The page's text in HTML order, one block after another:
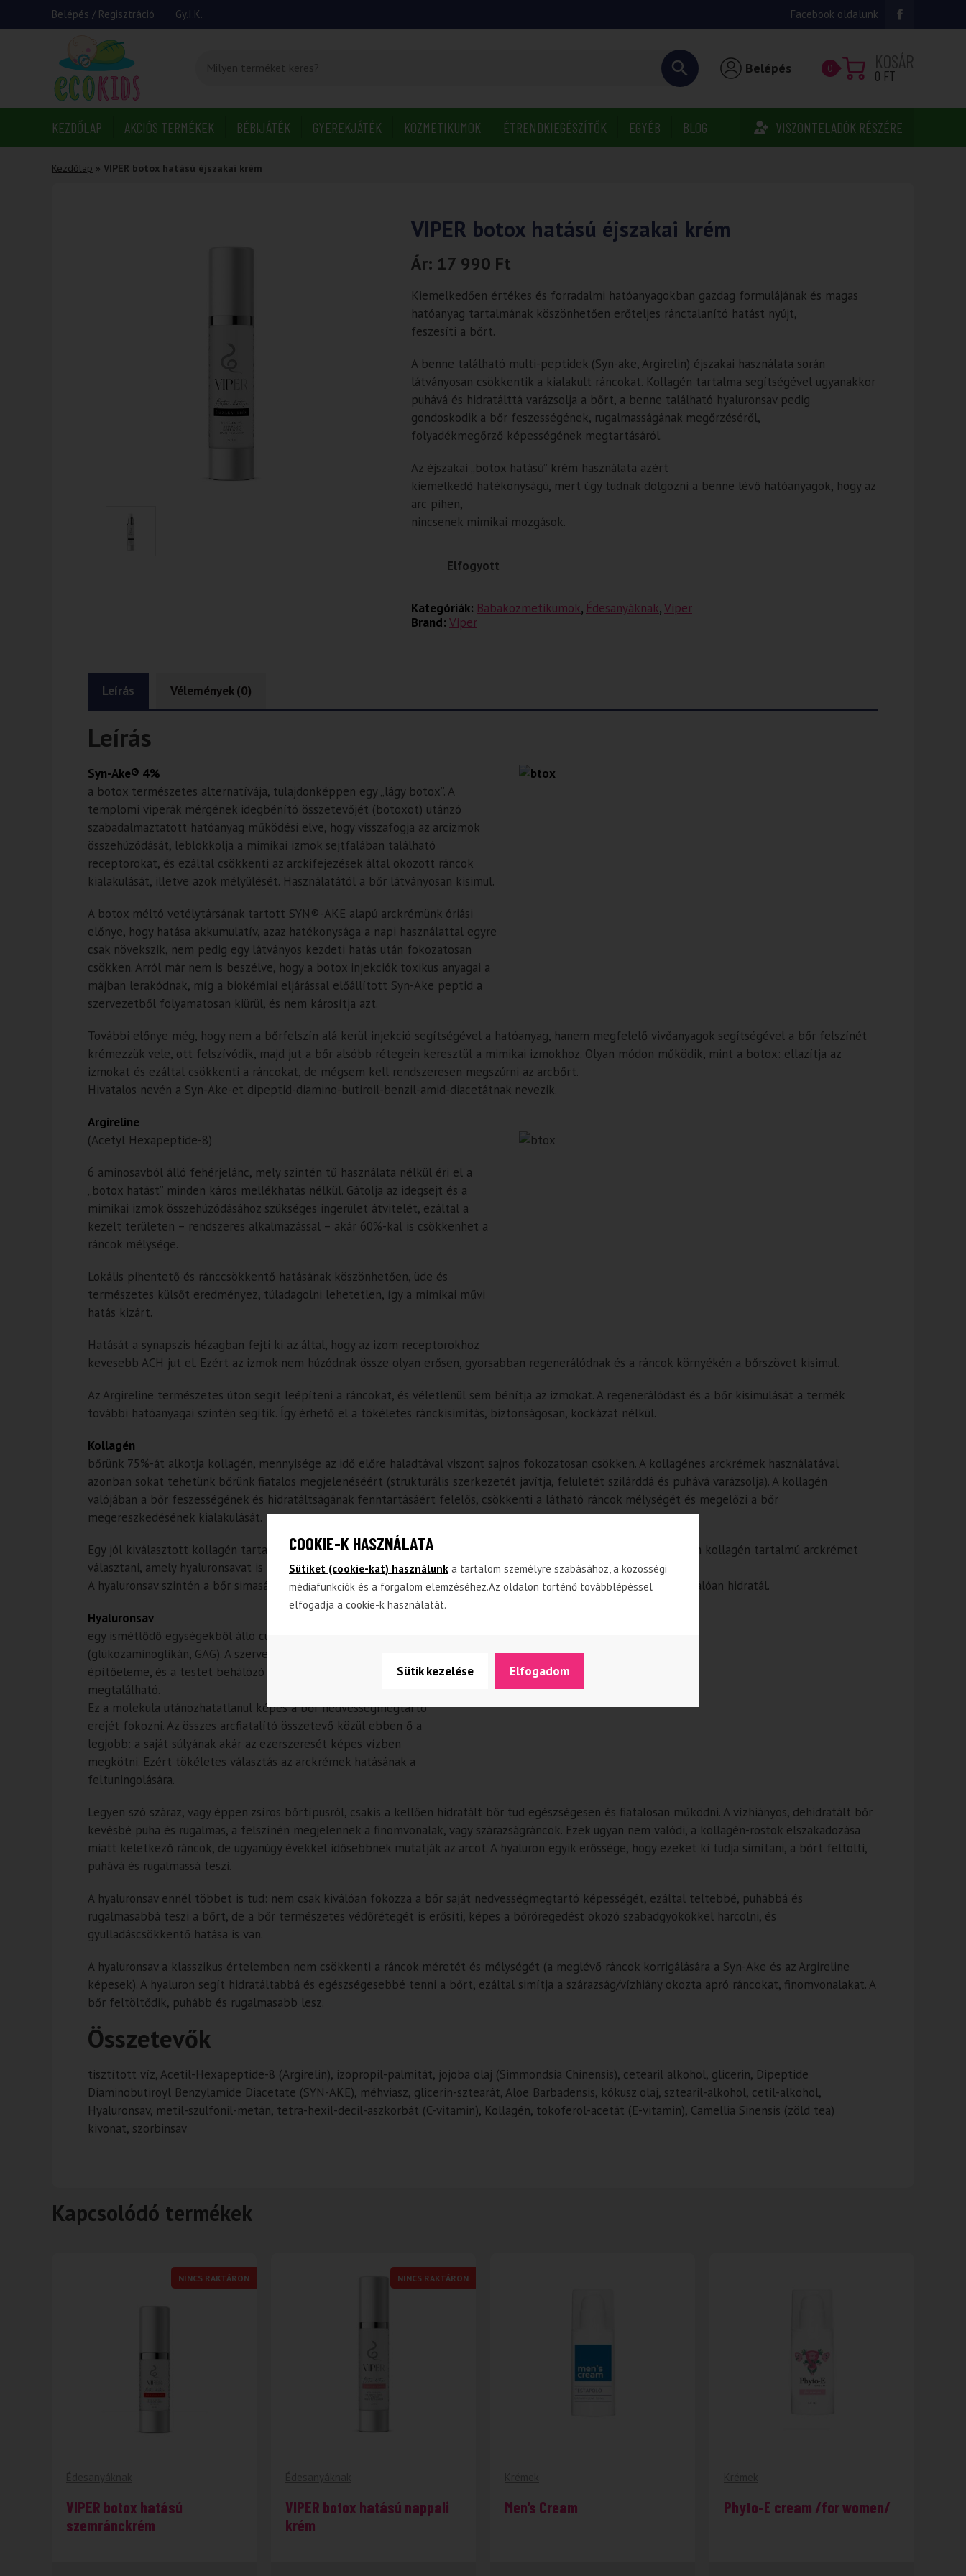
Belépés / Regisztráció Gy.I.K. Facebook oldalunk
0 KOSÁR
0 FT
Belépés
KEZDŐLAP AKCIÓS TERMÉKEK BÉBIJÁTÉK GYEREKJÁTÉK KOZMETIKUMOK ÉTRENDKIEGÉSZÍTŐK EGYÉB BLOG VISZONTELADÓK RÉSZÉRE
Kezdőlap » VIPER botox hatású éjszakai krém
VIPER botox hatású éjszakai krém
Ár: 17 990 Ft
Kiemelkedően értékes és forradalmi hatóanyagokban gazdag formulájának és magas
hatóanyag tartalmának köszönhetően erőteljes ránctalanító hatást nyújt,
feszesíti a bőrt.
A benne található multi-peptidek (Syn-ake, Argirelin) éjszakai használata során
látványosan csökkentik a kialakult ráncokat. Kollagén tartalma segítségével ugyanakkor
puhává és hidratálttá varázsolja a bőrt, a benne található hyaluronsav pedig
gondoskodik a bőr feszességének, rugalmasságának megőrzéséről,
folyadékmegőrző képességének megtartásáról.
Az éjszakai „botox hatású” krém használata azért
kiemelkedő hatékonyságú, mert úgy tudnak dolgozni a benne lévő hatóanyagok, hogy az
arc pihen,
nincsenek mimikai mozgások.
Elfogyott
Kategóriák: Babakozmetikumok, Édesanyáknak,Viper
Brand: Viper
Leírás Vélemények (0)
Leírás
Syn-Ake® 4%
a botox természetes alternatívája, tulajdonképpen egy „lágy botox”. A
templomi viperák mérgének idegbénító összetevőjét (botoxot) utánzó
szabadalmaztatott hatóanyag működési elve, hogy visszafogja az arcizmok
összehúzódását, leblokkolja a mimikai izmok sejtfalában található
receptorokat, és ezáltal csökkenti az arckifejezések által okozott ráncok
kialakulását, illetve azok mélyülését. Használatától a bőr látványosan kisimul.
A botox méltó vetélytársának tartott SYN®-AKE alapú arckrémünk óriási
előnye, hogy hatása akkumulatív, azaz hatékonysága a napi használattal egyre
csak növekszik, nem pedig egy látványos kezdeti hatás után fokozatosan
csökken. Arról már nem is beszélve, hogy a botox injekciók toxikus anyagai a
májban lerakódnak, míg a biokémiai eljárással előállított Syn-Ake peptid a
szervezetből folyamatosan kiürül, és nem károsítja azt.
További előnye még, hogy nem a bőrfelszín alá kerül injekció segítségével a hatóanyag, hanem megfelelő vivőanyagok segítségével a bőr felszínét
krémezzük vele, ott felszívódik, majd jut a bőr alsóbb rétegein keresztül a mimikai izmokhoz. Olyan módon működik, mint a botox: ellazítja az
izmokat és ezáltal csökkenti a ráncokat, de mégsem kell rendszeresen megszúrni az arcbőrt.
Hivatalos nevén a Syn-Ake-et dipeptid-diamino-butiroil-benzil-amid-diacetátnak nevezik.
Argireline
(Acetyl Hexapeptide-8)
6 aminosavból álló fehérjelánc, mely szintén tű használata nélkül éri el a
„botox hatást” minden káros mellékhatás nélkül. Gátolja az idegsejt és a
mimikai izmok összehúzódásához szükséges ingerület átvitelét, ezáltal a
kezelt területen – rendszeres alkalmazással – akár 60%-kal is csökkenhet a
ráncok mélysége.
Lokális pihentető és ránccsökkentő hatásának köszönhetően, üde és
természetes külsőt eredményez, túladagolni lehetetlen, így a mimikai művi
hatás kizárt.
Hatását a synapszis hézagban fejti ki az által, hogy az izom receptorokhoz
kevesebb ACH jut el. Ezért az izmok nem húzódnak össze olyan erősen, gyorsabban regenerálódnak és a ráncok környékén a bőrszövet kisimul.
Az Argireline természetes úton segít leépíteni a ráncokat, és véletlenül sem bénítja az izmokat. A regenerálódást és a bőr kisimulását a termék
további hatóanyagai szintén segítik. Így érhető el a tökéletes ránckisimítás, biztonságosan, kockázat nélkül.
Kollagén
bőrünk 75%-át alkotja kollagén, mennyisége az idő előre haladtával viszont sajnos fokozatosan csökken. A kollagénes arckrémek használatával
azonban sokat tehetünk bőrünk fiatalos megjelenéséért (strukturális szerkezetét javítja, felületét szilárddá és puhává varázsolja). A kollagén
valójában a bőr feszességének és hidratáltságának fenntartásáért felelős, csökkenti a látható ráncok mélységét és megelőzi a bőr
megereszkedésének kialakulását.
Egy jól kiválasztott kollagén tartalmú arckrém segít helyreállítani a bőr tömörségét. Érdemes azonban mindig olyan kollagén tartalmú arckrémet
választani, amely hyaluronsavat is tartalmaz.
A hyaluronsav szintén a bőr simaságát és feszességét támogatja, úgy, hogy nagy mennyiségű vizet köt meg, azaz kiválóan hidratál.
Hyaluronsav
egy ismétlődő egységekből álló cukormolekula
(glükozaminoglikán, GAG). A szervezet egyik természetes
építőeleme, és a testet behálózó szövetekben mindenütt
megtalálható.
Ez a molekula utánozhatatlanul képes a bőr nedvességmegtartó
erejét fokozni. Az összes arcfiatalító összetevő közül ebben ő a
legjobb: a saját súlyának akár az ezerszeresét képes vízben
megkötni. Ezért tökéletes választás az arckrémek hatásának a
feltuningolására.
Legyen szó száraz, vagy éppen zsíros bőrtípusról, csakis a kellően hidratált bőr tud egészségesen és fiatalosan működni. A vízhiányos, dehidratált bőr
kevésbé puha és rugalmas, a felszínén megjelennek a finomvonalak, vagy szárazságráncok. Ezek ugyan nem valódi, a kollagén-rostok elszakadozása
miatt keletkező ráncok, de ugyanúgy évekkel idősebbnek mutatják az arcot. A hyaluron egyik erőssége, hogy ezeket ki tudja simítani, a bőrt feltölti,
puhává és rugalmassá teszi.
A hyaluronsav ennél többet is tud: nem csak kiválóan fokozza a bőr saját nedvességmegtartó képességét, ezáltal teltebbé, puhábbá és
rugalmasabbá teszi a bőrt, de a bőr természetes védőrétegét is erősíti, képes a bőröregedést okozó szabadgyökökkel harcolni, és
gyulladáscsökkentő hatása is van.
A hyaluronsav a klasszikus értelemben nem csökkenti a ráncok méretét és mélységét (a meglévő ráncok korrigálására a Syn-Ake és az Argireline
képesek). A hyaluron segít hidratáltabbá és egészségesebbé tenni a bőrt, ezáltal simítja a szárazság/vízhiány okozta apró ráncokat, finomvonalakat. A
bőr feltöltődik, puhább és rugalmasabb lesz.
Összetevők
tisztított víz, Acetil-Hexapeptide-8 (Argirelin), izopropil-palmitát, jojoba olaj (Simmondsia Chinensis), cetearil alkohol, glicerin, Dipeptide
Diaminobutiroyl Benzylamide Diacetate (SYN-AKE), méhviasz, glicerin-sztearát, Aloe Barbadensis, kókusz olaj, sztearil-alkohol, cetil-alkohol,
Hyaluronsav, metil-szulfonil-metán, tetra-hexil-decil-aszkorbát (C-vitamin), Kollagén, tokoferol-acetát (E-vitamin), Camellia Sinensis (zöld tea)
kivonat, szorbinsav
Kapcsolódó termékek
NINCS RAKTÁRON
VIPER botox hatású
szemránckrém
NINCS RAKTÁRON
VIPER botox hatású nappali
krém
Men’s Cream Phyto-E cream /for women/
COOKIE-K HASZNÁLATA
Sütiket (cookie-kat) használunk a tartalom személyre szabásához, a közösségi
médiafunkciók és a forgalom elemzéséhez.Az oldalon történő továbblépéssel
elfogadja a cookie-k használatát.
Sütik kezelése Elfogadom